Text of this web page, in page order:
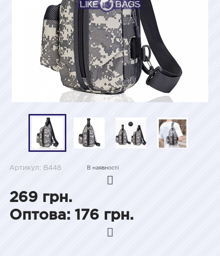
Артикул: B448 В наявності
269 грн.
Оптова: 176 грн.